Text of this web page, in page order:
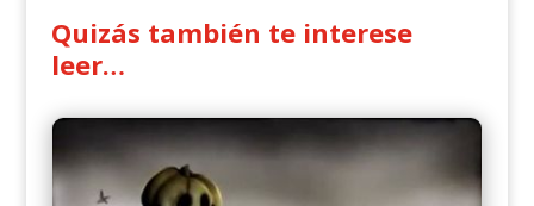
Quizás también te interese
leer…